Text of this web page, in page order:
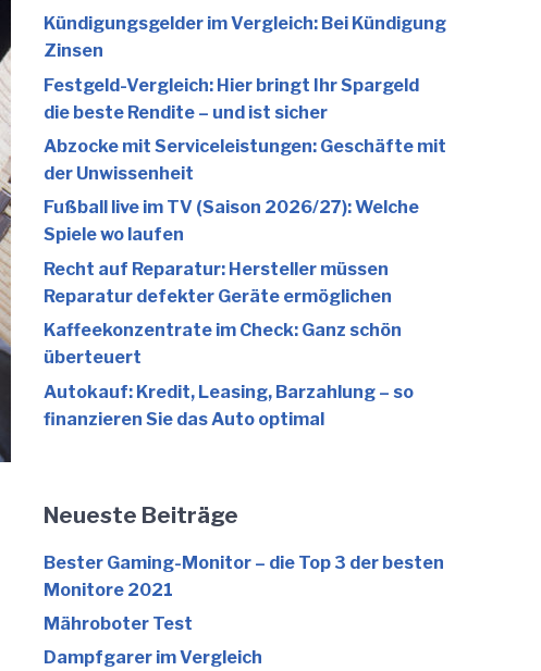
Kündigungsgelder im Vergleich: Bei Kündigung
Zinsen
Festgeld-Vergleich: Hier bringt Ihr Spargeld
die beste Rendite – und ist sicher
Abzocke mit Serviceleistungen: Geschäfte mit
der Unwissenheit
Fußball live im TV (Saison 2026/27): Welche
Spiele wo laufen
Recht auf Reparatur: Hersteller müssen
Reparatur defekter Geräte ermöglichen
Kaffeekonzentrate im Check: Ganz schön
überteuert
Autokauf: Kredit, Leasing, Barzahlung – so
finanzieren Sie das Auto optimal
Neueste Beiträge
Bester Gaming-Monitor – die Top 3 der besten
Monitore 2021
Mähroboter Test
Dampfgarer im Vergleich